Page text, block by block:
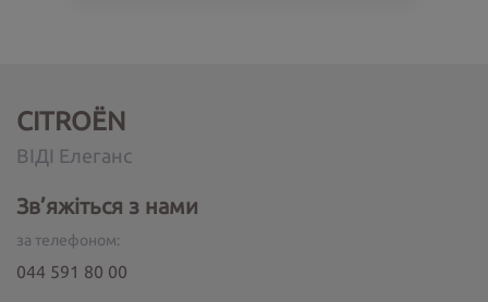
CITROËN
ВІДІ Елеганс
Зв’яжіться з нами
за телефоном:
044 591 80 00